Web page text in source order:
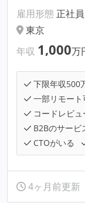
雇用形態 正社員
東京
年収 1,000万
下限年収500
一部リモート
コードレビ
B2Bのサービ
CTOがいる
4ヶ月前更新